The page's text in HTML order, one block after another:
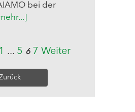
bei der
1 ... 5 6 7 Weiter